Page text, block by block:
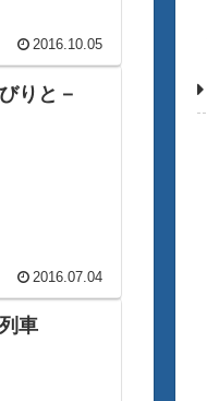
2016.10.05
りと－
2016.07.04
車